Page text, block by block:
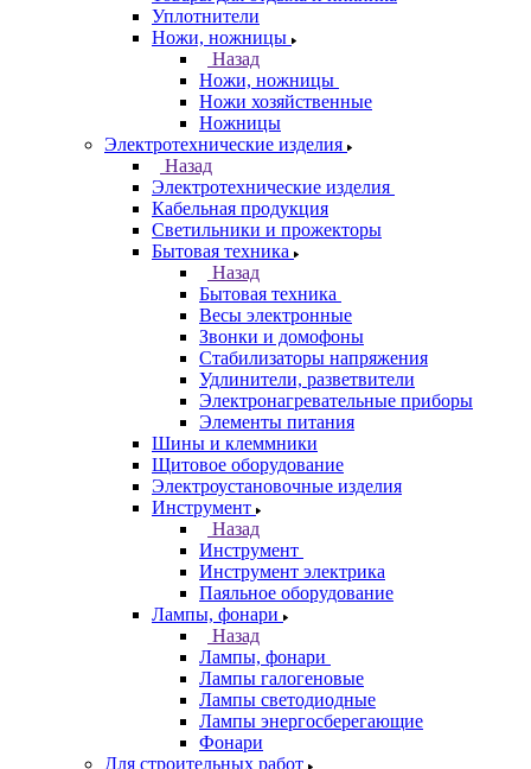
Уплотнители
Ножи, ножницы
Назад
Ножи, ножницы
Ножи хозяйственные
Ножницы
Электротехнические изделия
Назад
Электротехнические изделия
Кабельная продукция
Светильники и прожекторы
Бытовая техника
Назад
Бытовая техника
Весы электронные
Звонки и домофоны
Стабилизаторы напряжения
Удлинители, разветвители
Электронагревательные приборы
Элементы питания
Шины и клеммники
Щитовое оборудование
Электроустановочные изделия
Инструмент
Назад
Инструмент
Инструмент электрика
Паяльное оборудование
Лампы, фонари
Назад
Лампы, фонари
Лампы галогеновые
Лампы светодиодные
Лампы энергосберегающие
Фонари
Для строительных работ